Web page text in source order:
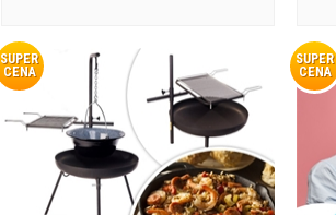
SUPER
CENA
SUPER
CENA